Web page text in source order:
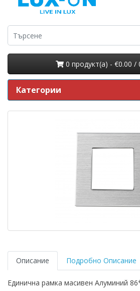
0
Категории
Описание Подробно Описание
Единична рамка масивен Алуминий